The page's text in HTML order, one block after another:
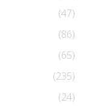
(47)
(86)
(65)
(235)
(24)